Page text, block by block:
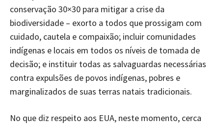
conservação 30×30 para mitigar a crise da
biodiversidade – exorto a todos que prossigam com
cuidado, cautela e compaixão; incluir comunidades
indígenas e locais em todos os níveis de tomada de
decisão; e instituir todas as salvaguardas necessárias
contra expulsões de povos indígenas, pobres e
marginalizados de suas terras natais tradicionais.
No que diz respeito aos EUA, neste momento, cerca